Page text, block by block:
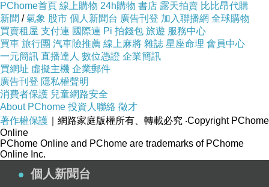
PChome首頁 線上購物 24h購物 書店 露天拍賣 比比昂代購
新聞 /氣象 股市 個人新聞台 廣告刊登 加入聯播網 全球購物
買賣租屋 支付連 國際連 Pi 拍錢包 旅遊 服務中心
買車 旅行團 汽車險推薦 線上麻將 雜誌 星座命理 會員中心
一元簡訊 直播達人 數位憑證 企業簡訊
買網址 虛擬主機 企業郵件
廣告刊登 隱私權聲明
消費者保護 兒童網路安全
About PChome 投資人聯絡 徵才
著作權保護 ｜網路家庭版權所有、轉載必究 ‧Copyright PChome
Online
PChome Online and PChome are trademarks of PChome
Online Inc.
個人新聞台